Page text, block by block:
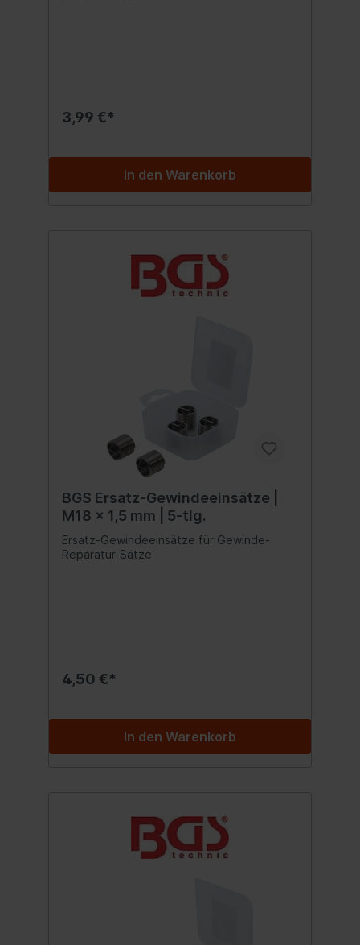
3,99 €*
In den Warenkorb
BGS Ersatz-Gewindeeinsätze |
M18 x 1,5 mm | 5-tlg.
Ersatz-Gewindeeinsätze für Gewinde-
Reparatur-Sätze
4,50 €*
In den Warenkorb